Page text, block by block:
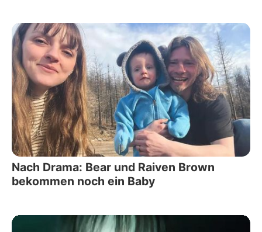
Nach Drama: Bear und Raiven Brown
bekommen noch ein Baby